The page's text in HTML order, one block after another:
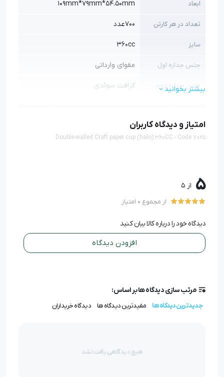
ابعاد 109mm*79mm*54.50mm
تعداد در هر کارتن 700عدد
سایز 360cc
جنس جداره اول مقوای وارداتی
جنس جداره دوم کرافت سوئدی
گرماژ جداره دوم 300 گرم
بیشتر بخوانید
امتیاز و دیدگاه کاربران
Double-walled Craft paper cup (halo) 360CC - Code 7025
5 از 5
از مجموع 0 امتیاز
دیدگاه خود را درباره کالا بیان کنید
افزودن دیدگاه
مرتب سازی دیدگاه ها بر اساس:
جدیدترین دیدگاه ها مفیدترین دیدگاه ها دیدگاه خریداران
هیچ دیدگاهی یافت نشد